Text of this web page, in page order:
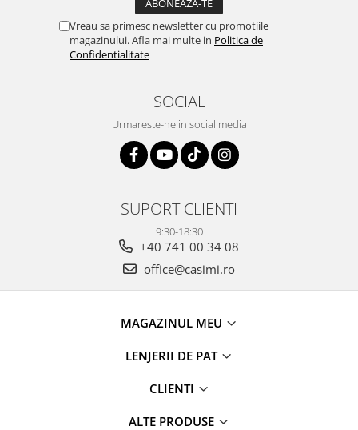
Vreau sa primesc newsletter cu promotiile
magazinului. Afla mai multe in Politica de
Confidentialitate
SOCIAL
Urmareste-ne in social media
SUPORT CLIENTI
9:30-18:30
+40 741 00 34 08
office@casimi.ro
MAGAZINUL MEU
LENJERII DE PAT
CLIENTI
ALTE PRODUSE